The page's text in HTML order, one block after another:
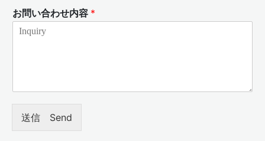
お問い合わせ内容 *
送信 Send